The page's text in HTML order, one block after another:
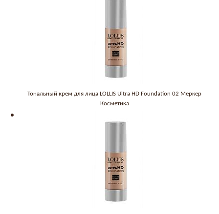
Тональный крем для лица LOLLIS Ultra HD Foundation 02 Меркер
Косметика